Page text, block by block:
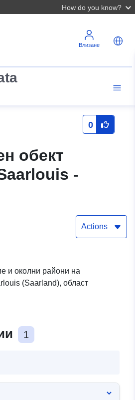
How do you know?
Влизане
0
обект
-
Actions
и околни райони на
(Saarland), област
1